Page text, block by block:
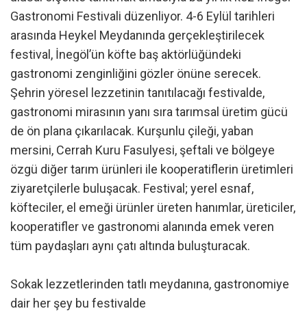
Gastronomi Festivali düzenliyor. 4-6 Eylül tarihleri
arasında Heykel Meydanında gerçekleştirilecek
festival, İnegöl’ün köfte baş aktörlüğündeki
gastronomi zenginliğini gözler önüne serecek.
Şehrin yöresel lezzetinin tanıtılacağı festivalde,
gastronomi mirasının yanı sıra tarımsal üretim gücü
de ön plana çıkarılacak. Kurşunlu çileği, yaban
mersini, Cerrah Kuru Fasulyesi, şeftali ve bölgeye
özgü diğer tarım ürünleri ile kooperatiflerin üretimleri
ziyaretçilerle buluşacak. Festival; yerel esnaf,
köfteciler, el emeği ürünler üreten hanımlar, üreticiler,
kooperatifler ve gastronomi alanında emek veren
tüm paydaşları aynı çatı altında buluşturacak.
Sokak lezzetlerinden tatlı meydanına, gastronomiye
dair her şey bu festivalde